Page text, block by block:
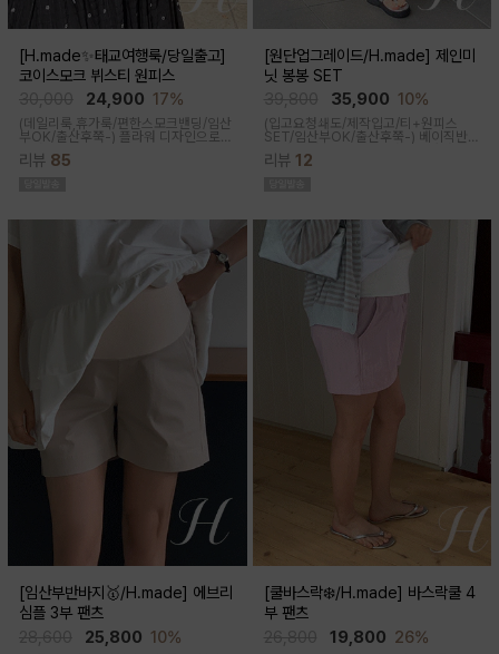
[H.made✨태교여행룩/당일출고]
코이스모크 뷔스티 원피스
24,900 17%
(데일리룩,휴가룩/편한스모크밴딩/임산
부OK/출산후쭉-) 플라워 디자인으로
여성스러워 소장욕구를 업시켜주는 뷔
스티에 원피스랍니다
리뷰 85
[원단업그레이드/H.made] 제인미
닛 봉봉 SET
35,900 10%
(입고요청쇄도/제작입고/티+원피스
SET/임산부OK/출산후쭉-) 베이직반팔
과 나시 원피스 세트 구성으로 가성비세
트로 탄탄한 코튼원단으로 부드럽고 내
리뷰 12
[임산부반바지🥇/H.made] 에브리
심플 3부 팬츠
25,800 10%
[쿨바스락❄️/H.made] 바스락쿨 4
부 팬츠
19,800 26%